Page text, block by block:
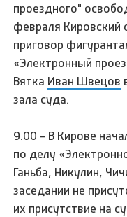
проездного"
февраля Кировский
приговор
«Электронный
Вятка Иван Швецов
зала суда.
9.00 - В Кирове
по делу
Ганьба, Никулин,
заседании не
их присутствие на